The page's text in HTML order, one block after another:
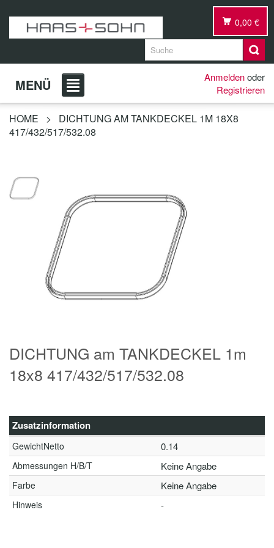
0,00 €
MENÜ Anmeldenoder
Registrieren
HOME >
DICHTUNG AM TANKDECKEL 1M 18X8
417/432/517/532.08
DICHTUNG am TANKDECKEL 1m
18x8 417/432/517/532.08
Zusatzinformation
GewichtNetto 0.14
Abmessungen H/B/T Keine Angabe
Farbe Keine Angabe
Hinweis -